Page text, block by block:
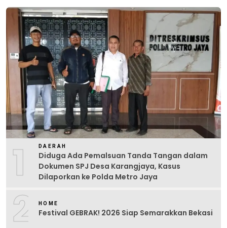
1 DAERAH
Diduga Ada Pemalsuan Tanda Tangan dalam
Dokumen SPJ Desa Karangjaya, Kasus
Dilaporkan ke Polda Metro Jaya
2 HOME
Festival GEBRAK! 2026 Siap Semarakkan Bekasi